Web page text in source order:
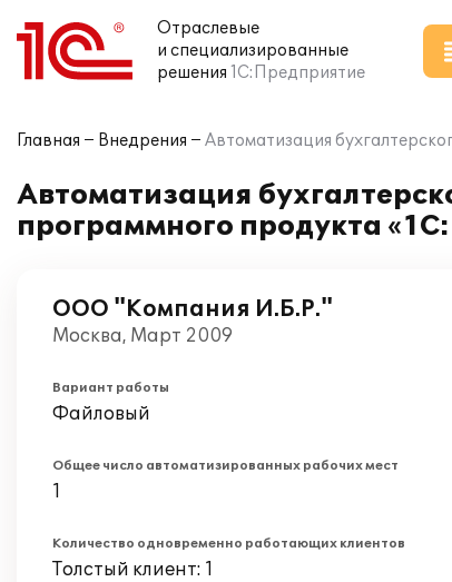
Отраслевые
и специализированные
решения 1С:Предприятие
Главная Внедрения Автоматизация
Автоматизация
программного продукта
ООО "Компания И.Б.Р."
Москва, Март 2009
Вариант работы
Файловый
Общее число автоматизированных рабочих мест
1
Количество одновременно работающих клиентов
Толстый клиент: 1